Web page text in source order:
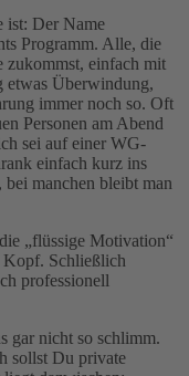
ist: Der Name
Programm. Alle, die
zukommst, einfach mit
etwas Überwindung,
immer noch so. Oft
Personen am Abend
sei auf einer WG-
einfach kurz ins
manchen bleibt man
„flüssige Motivation“
Kopf. Schließlich
professionell
gar nicht so schlimm.
sollst Du private